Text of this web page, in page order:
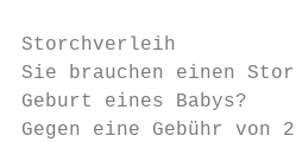
Storchverleih
Sie brauchen einen
Geburt eines Babys?
Gegen eine Gebühr von